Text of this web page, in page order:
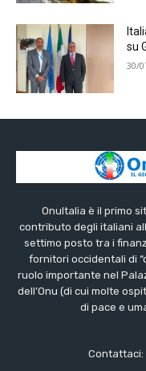
su
30/
OnuItalia è il primo
contributo degli italiani
settimo posto tra i
fornitori occidentali di
ruolo importante nel
dell’Onu (di cui molte
di pace e
Contattaci: